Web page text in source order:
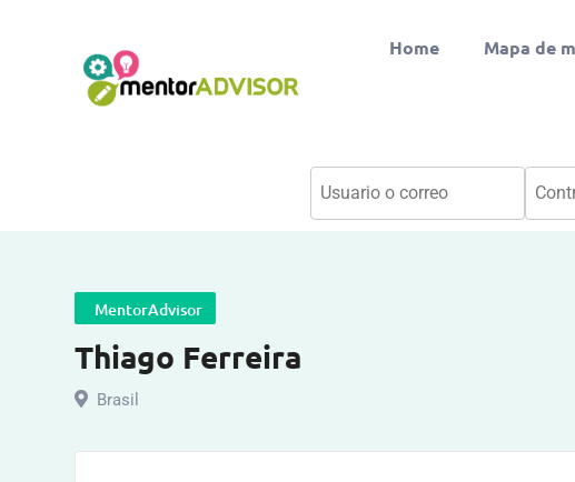
Home Mapa de
MentorAdvisor
Thiago Ferreira
Brasil